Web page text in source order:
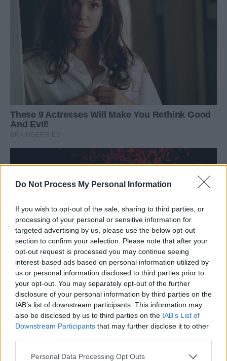
Do Not Process My Personal Information
If you wish to opt-out of the sale, sharing to third parties, or
processing of your personal or sensitive information for
targeted advertising by us, please use the below opt-out
section to confirm your selection. Please note that after your
opt-out request is processed you may continue seeing
interest-based ads based on personal information utilized by
us or personal information disclosed to third parties prior to
your opt-out. You may separately opt-out of the further
disclosure of your personal information by third parties on the
IAB’s list of downstream participants. This information may
also be disclosed by us to third parties on the IAB’s List of
Downstream Participants that may further disclose it to other
Personal Data Processing Opt Outs